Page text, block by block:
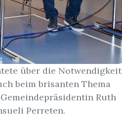
über die Notwendigkeit
beim brisanten Thema
Ruth
Perreten.